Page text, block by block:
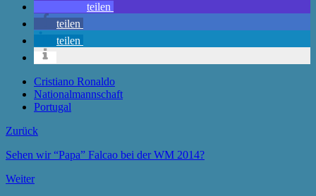
teilen
teilen
teilen
Cristiano Ronaldo
Nationalmannschaft
Portugal
Zurück
Sehen wir “Papa” Falcao bei der WM 2014?
Weiter